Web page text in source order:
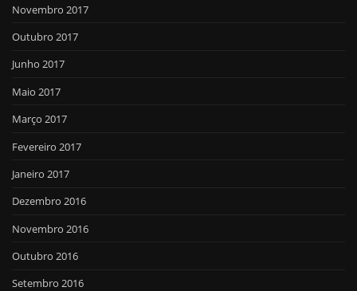
Novembro 2017
Outubro 2017
Junho 2017
Maio 2017
Março 2017
Fevereiro 2017
Janeiro 2017
Dezembro 2016
Novembro 2016
Outubro 2016
Setembro 2016